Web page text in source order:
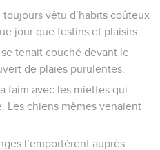
vêtu d’habits coûteux
jour que festins et plaisirs.
tenait couché devant le
de plaies purulentes.
faim avec les miettes qui
Les chiens mêmes venaient
l’emportèrent auprès